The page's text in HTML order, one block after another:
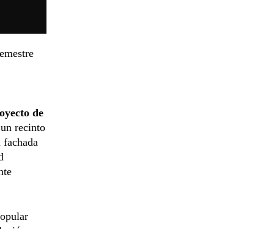
de
recinto